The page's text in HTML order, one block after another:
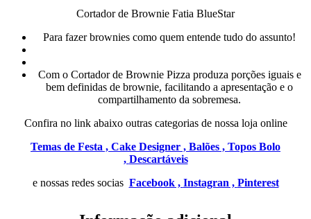
Cortador de Brownie Fatia BlueStar
Para fazer brownies como quem entende tudo do assunto!
Com o Cortador de Brownie Pizza produza porções iguais e
bem definidas de brownie, facilitando a apresentação e o
compartilhamento da sobremesa.
Confira no link abaixo outras categorias de nossa loja online
Temas de Festa , Cake Designer , Balões , Topos Bolo
, Descartáveis
e nossas redes socias Facebook , Instagran , Pinterest